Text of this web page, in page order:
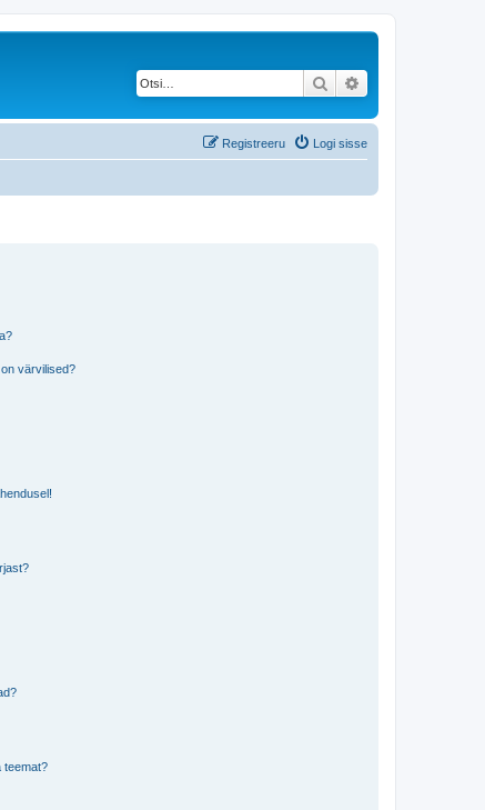
Otsi
Logi sisse
Registreeru
värvilised?
teemat?